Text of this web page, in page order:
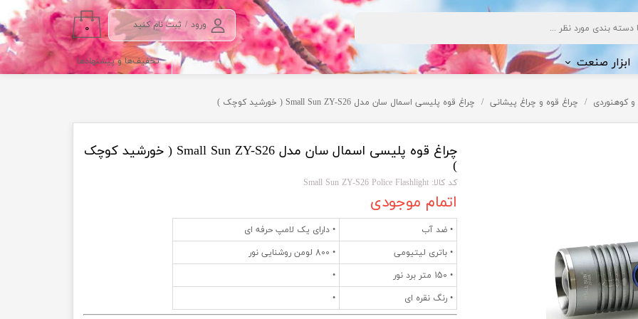
ورود / ثبت نام کنید
حساب کاربری من
تغییر گذر واژه
خروج از حساب
۰
ابزار صنعت تخفیف‌ها و پیشنهادها
کوهنوردی چراغ قوه و چراغ پیشانی چراغ قوه پلیسی اسمال سان مدل Small Sun ZY-S26 ( خورشید کوچک )
چراغ قوه پلیسی اسمال سان مدل Small Sun ZY-S26 ( خورشید کوچک
)
کد کالا: Small Sun ZY-S26 Police Flashlight
اتمام موجودی
• ضد آب
• دارای یک لامپ حرفه ای
• باتری لیتیومی
• 800 لومن روشنایی نور
• 150 متر برد نور
•
• رنگ نقره ای
•